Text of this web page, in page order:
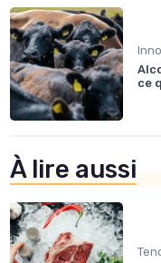
ce
À lire aussi